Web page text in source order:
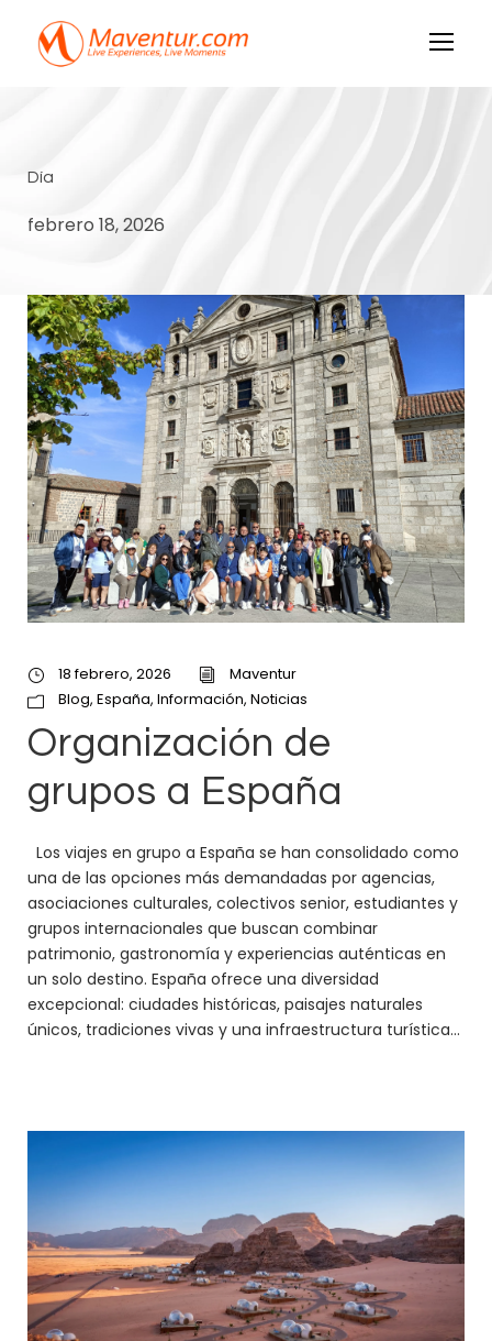
Día
febrero 18, 2026
18 febrero, 2026
Maventur
Blog, España, Información, Noticias
Organización de
grupos a España
Los viajes en grupo a España se han consolidado como
una de las opciones más demandadas por agencias,
asociaciones culturales, colectivos senior, estudiantes y
grupos internacionales que buscan combinar
patrimonio, gastronomía y experiencias auténticas en
un solo destino. España ofrece una diversidad
excepcional: ciudades históricas, paisajes naturales
únicos, tradiciones vivas y una infraestructura turística...